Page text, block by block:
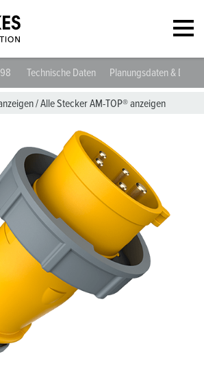
Technische Daten Planungsdaten &
/Alle Stecker AM-TOP® anzeigen